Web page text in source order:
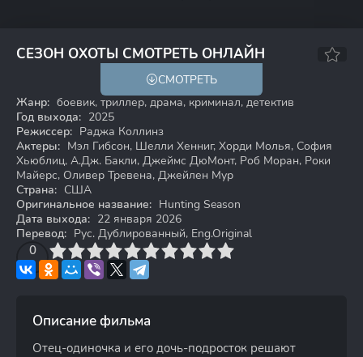
СЕЗОН ОХОТЫ СМОТРЕТЬ ОНЛАЙН
СМОТРЕТЬ
Жанр: боевик, триллер, драма, криминал, детектив
Год выхода: 2025
Режиссер: Раджа Коллинз
Актеры: Мэл Гибсон, Шелли Хенниг, Хорди Молья, София
Хьюблиц, А.Дж. Бакли, Джеймс ДюМонт, Роб Моран, Роки
Майерс, Оливер Тревена, Джейлен Мур
Страна: США
Оригинальное название: Hunting Season
Дата выхода: 22 января 2026
Перевод: Рус. Дублированный, Eng.Original
0
4 6 7 8 9 10
Описание фильма
Отец-одиночка и его дочь-подросток решают